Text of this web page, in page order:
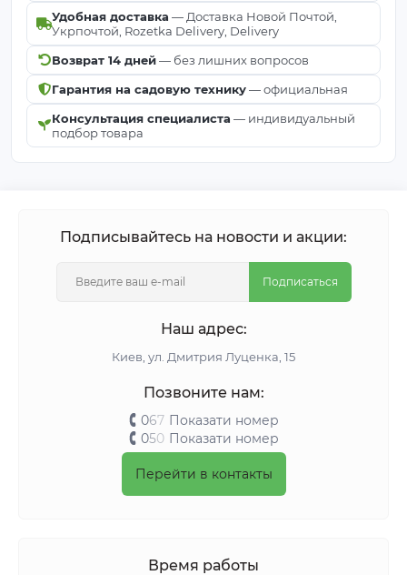
Удобная доставка — Доставка Новой Почтой,
Укрпочтой, Rozetka Delivery, Delivery
Возврат 14 дней— без лишних вопросов
Гарантия на садовую технику— официальная
Консультация специалиста — индивидуальный
подбор товара
Подписывайтесь на новости и акции:
Подписаться
Наш адрес:
Киeв, ул. Дмитрия Луценка, 15
Позвоните нам:
067 Показати номер
050 Показати номер
Перейти в контакты
Время работы